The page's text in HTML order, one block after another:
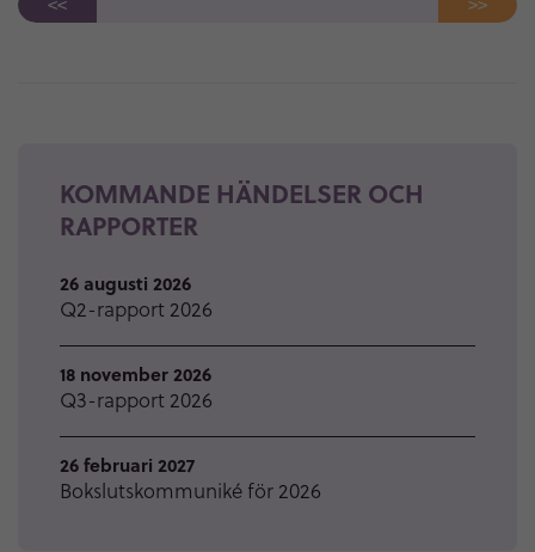
KOMMANDE HÄNDELSER OCH
RAPPORTER
26 augusti 2026
Q2-rapport 2026
18 november 2026
Q3-rapport 2026
26 februari 2027
Bokslutskommuniké för 2026